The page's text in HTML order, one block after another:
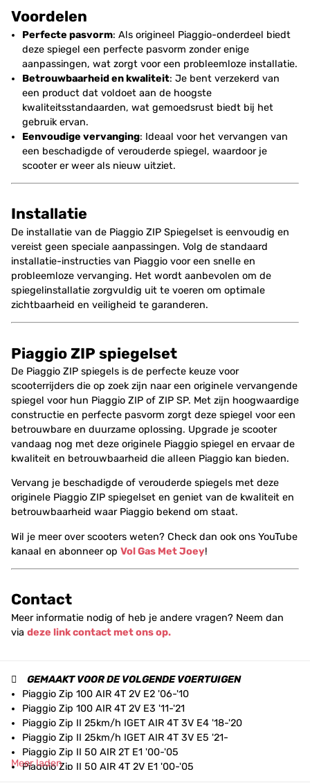
Voordelen
Perfecte pasvorm: Als origineel Piaggio-onderdeel biedt
deze spiegel een perfecte pasvorm zonder enige
aanpassingen, wat zorgt voor een probleemloze installatie.
Betrouwbaarheid en kwaliteit: Je bent verzekerd van
een product dat voldoet aan de hoogste
kwaliteitsstandaarden, wat gemoedsrust biedt bij het
gebruik ervan.
Eenvoudige vervanging: Ideaal voor het vervangen van
een beschadigde of verouderde spiegel, waardoor je
scooter er weer als nieuw uitziet.
Installatie
De installatie van de Piaggio ZIP Spiegelset is eenvoudig en
vereist geen speciale aanpassingen. Volg de standaard
installatie-instructies van Piaggio voor een snelle en
probleemloze vervanging. Het wordt aanbevolen om de
spiegelinstallatie zorgvuldig uit te voeren om optimale
zichtbaarheid en veiligheid te garanderen.
Piaggio ZIP spiegelset
De Piaggio ZIP spiegels is de perfecte keuze voor
scooterrijders die op zoek zijn naar een originele vervangende
spiegel voor hun Piaggio ZIP of ZIP SP. Met zijn hoogwaardige
constructie en perfecte pasvorm zorgt deze spiegel voor een
betrouwbare en duurzame oplossing. Upgrade je scooter
vandaag nog met deze originele Piaggio spiegel en ervaar de
kwaliteit en betrouwbaarheid die alleen Piaggio kan bieden.
Vervang je beschadigde of verouderde spiegels met deze
originele Piaggio ZIP spiegelset en geniet van de kwaliteit en
betrouwbaarheid waar Piaggio bekend om staat.
Wil je meer over scooters weten? Check dan ook ons YouTube
kanaal en abonneer op Vol Gas Met Joey!
Contact
Meer informatie nodig of heb je andere vragen? Neem dan
via deze link contact met ons op.
GEMAAKT VOOR DE VOLGENDE VOERTUIGEN
Piaggio Zip 100 AIR 4T 2V E2 '06-'10
Piaggio Zip 100 AIR 4T 2V E3 '11-'21
Piaggio Zip II 25km/h IGET AIR 4T 3V E4 '18-'20
Piaggio Zip II 25km/h IGET AIR 4T 3V E5 '21-
Piaggio Zip II 50 AIR 2T E1 '00-'05
Piaggio Zip II 50 AIR 4T 2V E1 '00-'05
Meer laden